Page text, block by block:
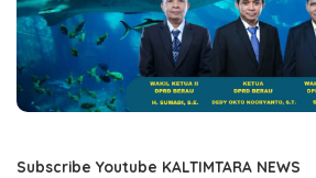
Subscribe Youtube KALTIMTARA NEWS